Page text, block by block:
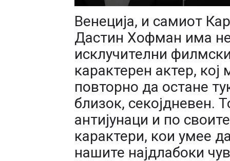
Венеција, и самиот
Дастин Хофман има
исклучителни
карактерен актер,
повторно да остане
близок, секојдневен.
антијунаци и по
карактери, кои умее
нашите најдлабоки